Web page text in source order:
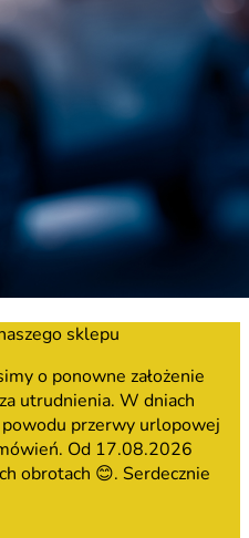
sklepu
o ponowne założenie
utrudnienia. W dniach
przerwy urlopowej
Od 17.08.2026
obrotach 😊. Serdecznie